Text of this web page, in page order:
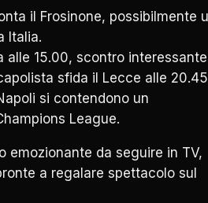
il Frosinone, possibilmente
Italia.
alle 15.00, scontro
sfida il Lecce alle
si contendono un
League.
emozionante da seguire in TV,
a regalare spettacolo sul